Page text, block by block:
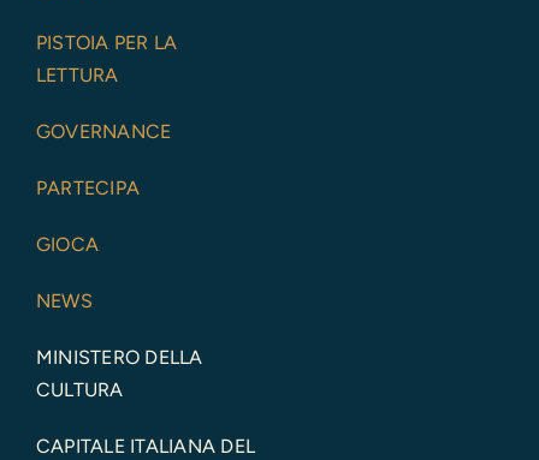
PISTOIA PER LA
LETTURA
GOVERNANCE
PARTECIPA
GIOCA
NEWS
MINISTERO DELLA
CULTURA
CAPITALE ITALIANA DEL